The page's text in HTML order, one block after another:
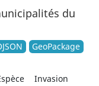
du
GeoPackage
Invasion